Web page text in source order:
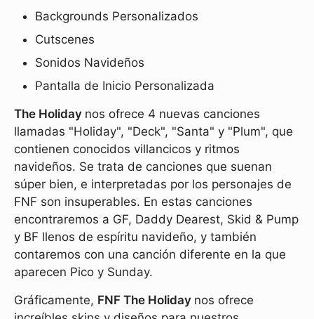
Backgrounds Personalizados
Cutscenes
Sonidos Navideños
Pantalla de Inicio Personalizada
The Holiday nos ofrece 4 nuevas canciones
llamadas "Holiday", "Deck", "Santa" y "Plum", que
contienen conocidos villancicos y ritmos
navideños. Se trata de canciones que suenan
súper bien, e interpretadas por los personajes de
FNF son insuperables. En estas canciones
encontraremos a GF, Daddy Dearest, Skid & Pump
y BF llenos de espíritu navideño, y también
contaremos con una canción diferente en la que
aparecen Pico y Sunday.
Gráficamente, FNF The Holiday nos ofrece